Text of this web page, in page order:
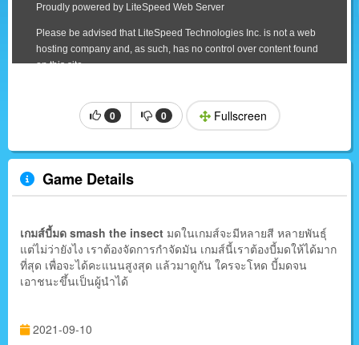
0 0 Fullscreen
Game Details
เกมส์บี้มด smash the insect มดในเกมส์จะมีหลายสี หลายพันธุ์
แต่ไม่ว่ายังไง เราต้องจัดการกำจัดมัน เกมส์นี้เราต้องบี้มดให้ได้มาก
ที่สุด เพื่อจะได้คะแนนสูงสุด แล้วมาดูกัน ใครจะโหด บี้มดจน
เอาชนะขึ้นเป็นผู้นำได้
2021-09-10